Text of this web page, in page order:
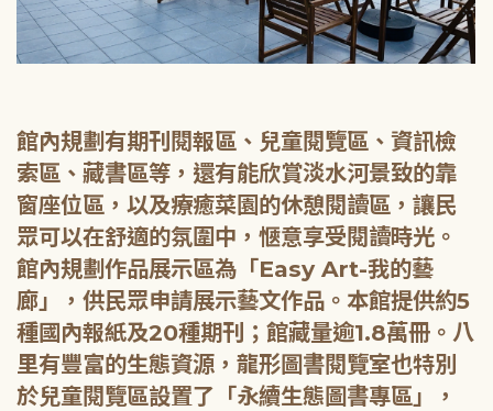
館內規劃有期刊閱報區、兒童閱覽區、資訊檢
索區、藏書區等，還有能欣賞淡水河景致的靠
窗座位區，以及療癒菜園的休憩閱讀區，讓民
眾可以在舒適的氛圍中，愜意享受閱讀時光。
館內規劃作品展示區為「Easy Art-我的藝
廊」，供民眾申請展示藝文作品。本館提供約5
種國內報紙及20種期刊；館藏量逾1.8萬冊。八
里有豐富的生態資源，龍形圖書閱覽室也特別
於兒童閱覽區設置了「永續生態圖書專區」，